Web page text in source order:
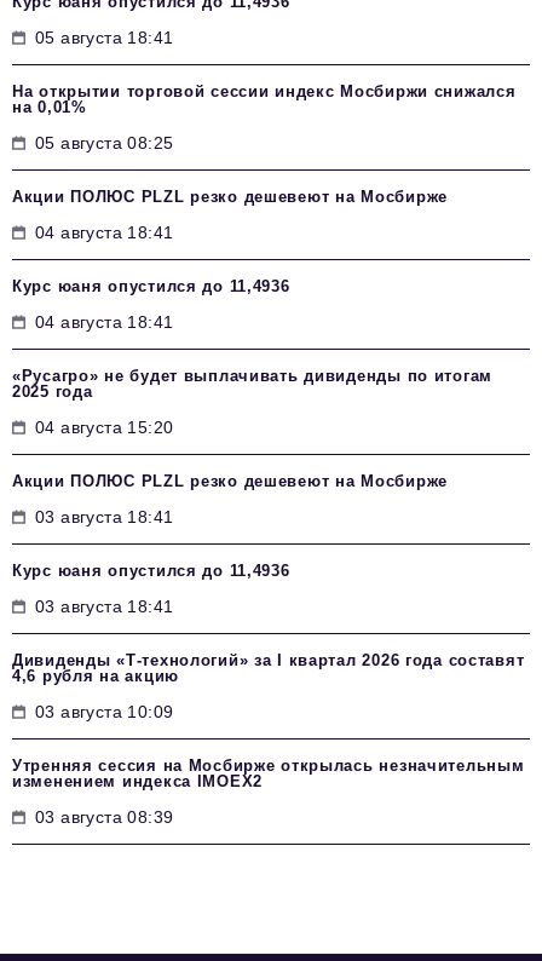
05 августа 18:41
На открытии торговой сессии индекс Мосбиржи снижался
на 0,01%
05 августа 08:25
Акции ПОЛЮС PLZL резко дешевеют на Мосбирже
04 августа 18:41
Курс юаня опустился до 11,4936
04 августа 18:41
«Русагро» не будет выплачивать дивиденды по итогам
2025 года
04 августа 15:20
Акции ПОЛЮС PLZL резко дешевеют на Мосбирже
03 августа 18:41
Курс юаня опустился до 11,4936
03 августа 18:41
Дивиденды «Т-технологий» за I квартал 2026 года составят
4,6 рубля на акцию
03 августа 10:09
Утренняя сессия на Мосбирже открылась незначительным
изменением индекса IMOEX2
03 августа 08:39